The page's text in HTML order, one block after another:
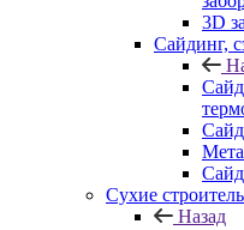
3D
Cайдинг,
Сухие
Назад